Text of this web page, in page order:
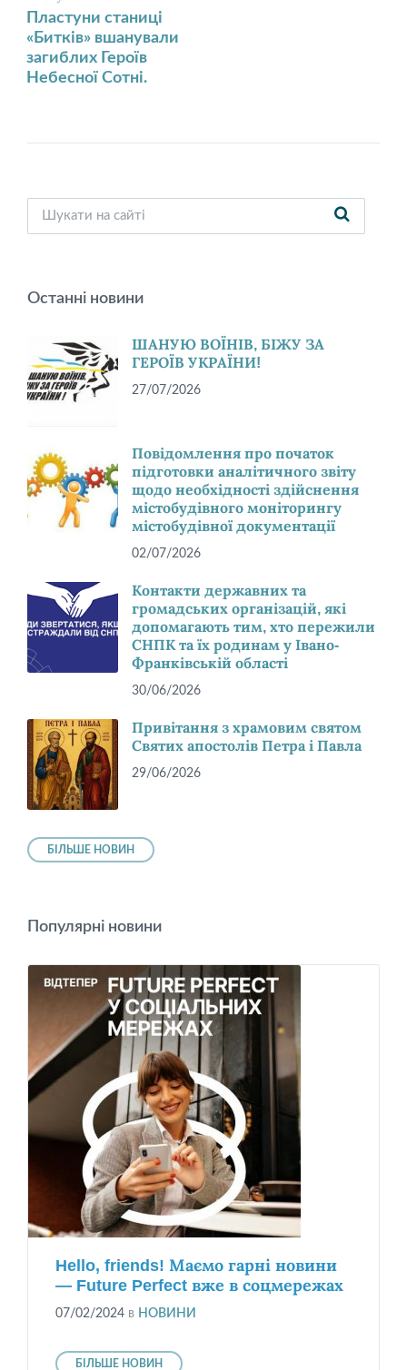
Пластуни станиці
«Битків» вшанували
загиблих Героїв
Небесної Сотні.
Останні новини
ШАНУЮ ВОЇНІВ, БІЖУ ЗА
ГЕРОЇВ УКРАЇНИ!
27/07/2026
Повідомлення про початок
підготовки аналітичного звіту
щодо необхідності здійснення
містобудівного моніторингу
містобудівної документації
02/07/2026
Контакти державних та
громадських організацій, які
допомагають тим, хто пережили
СНПК та їх родинам у Івано-
Франківській області
30/06/2026
Привітання з храмовим святом
Святих апостолів Петра і Павла
29/06/2026
БІЛЬШЕ НОВИН
Популярні новини
Hello, friends! Маємо гарні новини
— Future Perfect вже в соцмережах
07/02/2024 в НОВИНИ
БІЛЬШЕ НОВИН